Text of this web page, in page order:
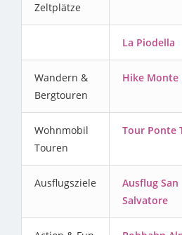
Zeltplätze
La Piodella
Wandern &
Bergtouren
Hike Monte
Wohnmobil
Touren
Tour Ponte
Ausflugsziele
Ausflug San
Salvatore